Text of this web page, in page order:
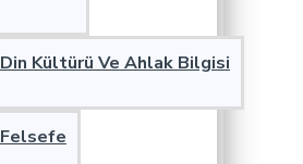
Din Kültürü Ve Ahlak Bilgisi
Felsefe